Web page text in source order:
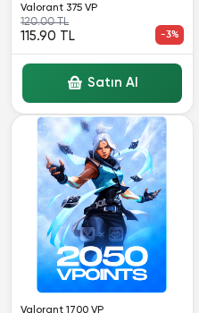
Valorant 375 VP
120.00 TL
115.90 TL -3%
Satın Al
Valorant 1700 VP